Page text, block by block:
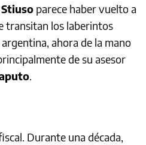
parece haber vuelto a
transitan los laberintos
ahora de la mano
de su asesor
.
Durante una década,